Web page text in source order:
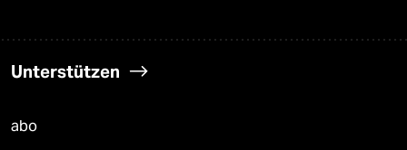
Unterstützen
abo